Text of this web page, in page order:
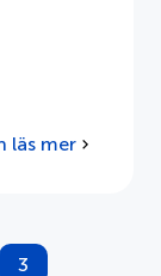
läs mer
3